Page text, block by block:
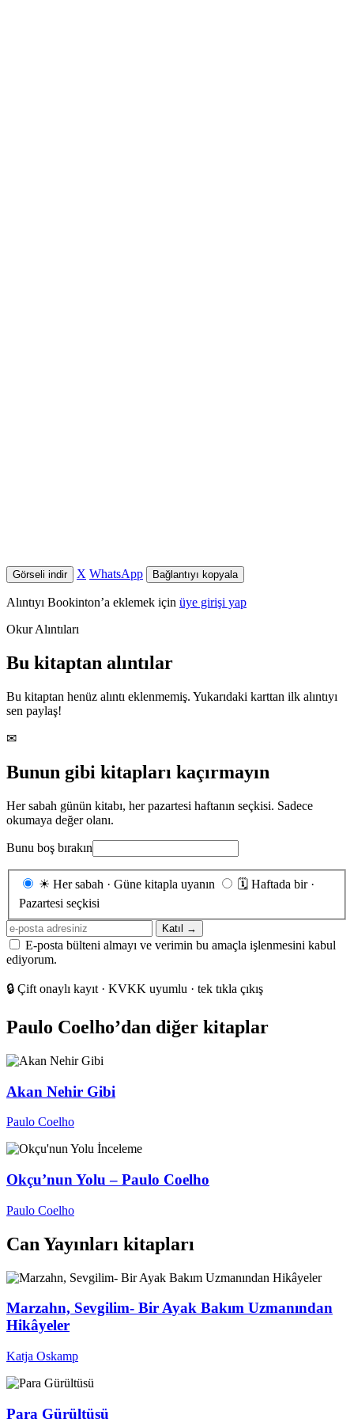
Görseli indir X WhatsApp Bağlantıyı kopyala
Alıntıyı Bookinton’a eklemek için üye girişi yap
Okur Alıntıları
Bu kitaptan alıntılar
Bu kitaptan henüz alıntı eklenmemiş. Yukarıdaki karttan ilk alıntıyı
sen paylaş!
✉
Bunun gibi kitapları kaçırmayın
Her sabah günün kitabı, her pazartesi haftanın seçkisi. Sadece
okumaya değer olanı.
Bunu boş bırakın
Gönderim
☀ Her sabah · Güne kitapla uyanın 🗓 Haftada bir ·
Pazartesi seçkisi
E-
posta
adresiniz
Katıl →
E-posta bülteni almayı ve verimin bu amaçla işlenmesini kabul
ediyorum.
🔒 Çift onaylı kayıt · KVKK uyumlu · tek tıkla çıkış
Paulo Coelho’dan diğer kitaplar
Akan Nehir Gibi
Paulo Coelho
İnceleme
Okçu’nun Yolu – Paulo Coelho
Paulo Coelho
Can Yayınları kitapları
Marzahn, Sevgilim- Bir Ayak Bakım Uzmanından
Hikâyeler
Katja Oskamp
Para Gürültüsü